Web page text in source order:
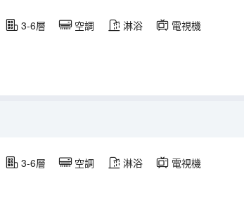
3-6層 空調 淋浴 電視機
3-6層 空調 淋浴 電視機